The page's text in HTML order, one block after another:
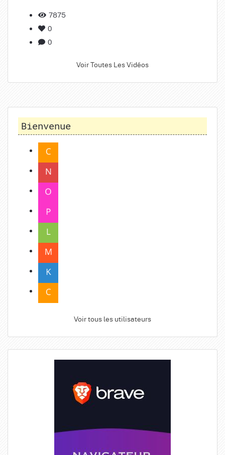
7875
0
0
Voir Toutes Les Vidéos
Bienvenue
Voir tous les utilisateurs